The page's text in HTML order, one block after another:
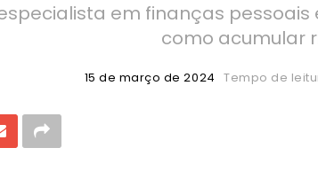
especialista em finanças
como acumular
15 de março de 2024 Tempo de